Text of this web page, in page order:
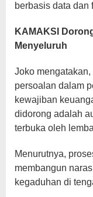
berbasis data dan
KAMAKSI
Menyeluruh
Joko
persoalan dalam
kewajiban
didorong adalah
terbuka oleh
Menurutnya,
membangun
kegaduhan di